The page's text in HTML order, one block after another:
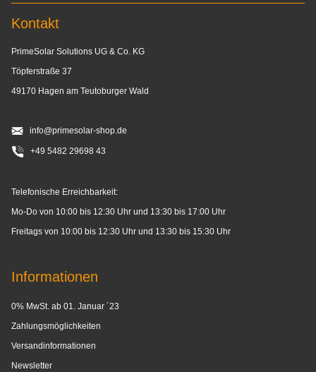
Kontakt
PrimeSolar Solutions UG & Co. KG
Töpferstraße 37
49170 Hagen am Teutoburger Wald
info@primesolar-shop.de
+49 5482 29698 43
Telefonische Erreichbarkeit:
Mo-Do von 10:00 bis 12:30 Uhr und 13:30 bis 17:00 Uhr
Freitags von 10:00 bis 12:30 Uhr und 13:30 bis 15:30 Uhr
Informationen
0% MwSt. ab 01. Januar ´23
Zahlungsmöglichkeiten
Versandinformationen
Newsletter